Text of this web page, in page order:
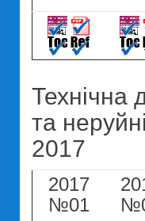
Технічна
та
2017
2017
№01